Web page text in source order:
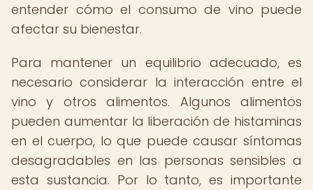
entender cómo el consumo de vino puede
afectar su bienestar.
Para mantener un equilibrio adecuado, es
necesario considerar la interacción entre el
vino y otros alimentos. Algunos alimentos
pueden aumentar la liberación de histaminas
en el cuerpo, lo que puede causar síntomas
desagradables en las personas sensibles a
esta sustancia. Por lo tanto, es importante